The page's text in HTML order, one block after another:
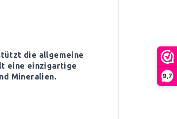
9,7
die allgemeine
eine einzigartige
Mineralien.